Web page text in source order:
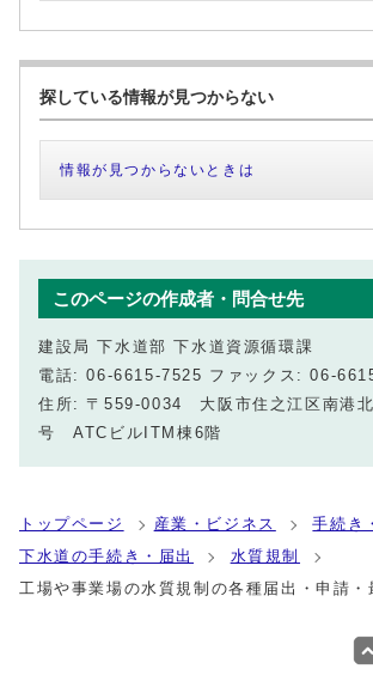
探している情報が見つからない
情報が見つからないときは
このページの作成者・問合せ先
建設局 下水道部 下水道資源循環課
電話: 06-6615-7525 ファックス: 06-
住所: 〒559-0034 大阪市住之江区南港
号 ATCビルITM棟6階
トップページ 産業・ビジネス
手続き
下水道の手続き・届出
水質規制
工場や事業場の水質規制の各種届出・申請・